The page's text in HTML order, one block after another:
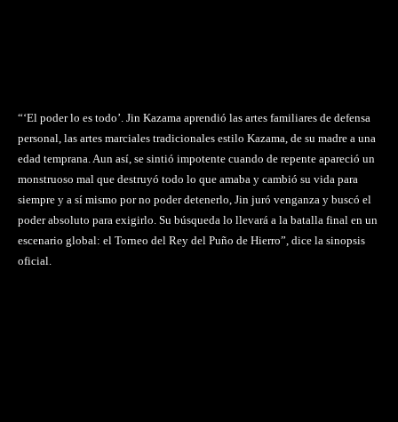
“‘El poder lo es todo’. Jin Kazama aprendió las artes familiares de defensa
personal, las artes marciales tradicionales estilo Kazama, de su madre a una
edad temprana. Aun así, se sintió impotente cuando de repente apareció un
monstruoso mal que destruyó todo lo que amaba y cambió su vida para
siempre y a sí mismo por no poder detenerlo, Jin juró venganza y buscó el
poder absoluto para exigirlo. Su búsqueda lo llevará a la batalla final en un
escenario global: el Torneo del Rey del Puño de Hierro”, dice la sinopsis
oficial.